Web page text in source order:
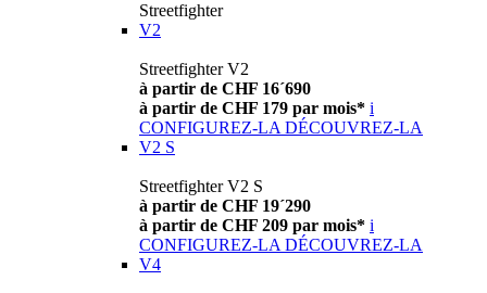
Streetfighter
V2
Streetfighter V2
à partir de CHF 16´690
à partir de CHF 179 par mois* i
CONFIGUREZ-LA DÉCOUVREZ-LA
V2 S
Streetfighter V2 S
à partir de CHF 19´290
à partir de CHF 209 par mois* i
CONFIGUREZ-LA DÉCOUVREZ-LA
V4